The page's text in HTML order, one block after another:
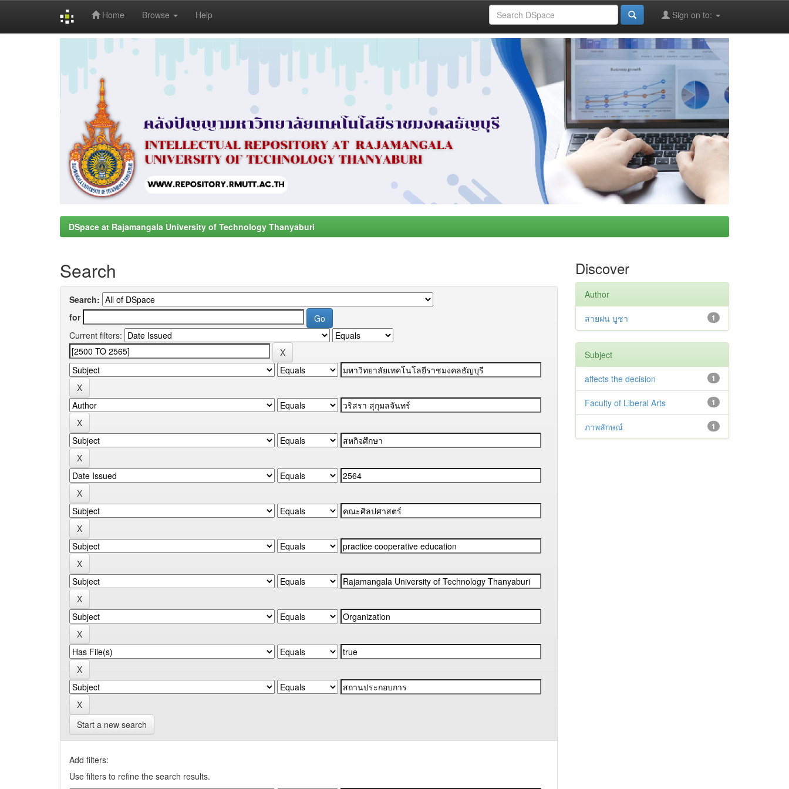
Home Browse Help Sign on to:
DSpace at Rajamangala University of Technology Thanyaburi
Search
Search:
for
Current filters:
Start a new search
Add filters:
Use filters to refine the search results.
Discover
Author
1
สายฝน บูชา
Subject
1
affects the decision
1
Faculty of Liberal Arts
1
ภาพลักษณ์